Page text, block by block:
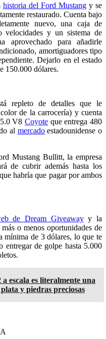
historia del Ford Mustangy se
restaurado. Cuenta bajo
nuevo, una caja de
velocidades y un sistema de
aprovechado para añadirle
amortiguadores tipo
Dejarlo en el estado
150.000 dólares.
repleto de detalles que le
de la carrocería) y cuenta
V8 Coyote que entrega 480
al mercadoestadounidense o
Mustang Bullitt, la empresa
de cubrir además hasta los
habría que pagar por ambos
de Dream Giveawayy la
o menos oportunidades de
mínima de 3 dólares, lo que te
entregar de golpe hasta 5.000
escala es literalmente una
y piedras preciosas